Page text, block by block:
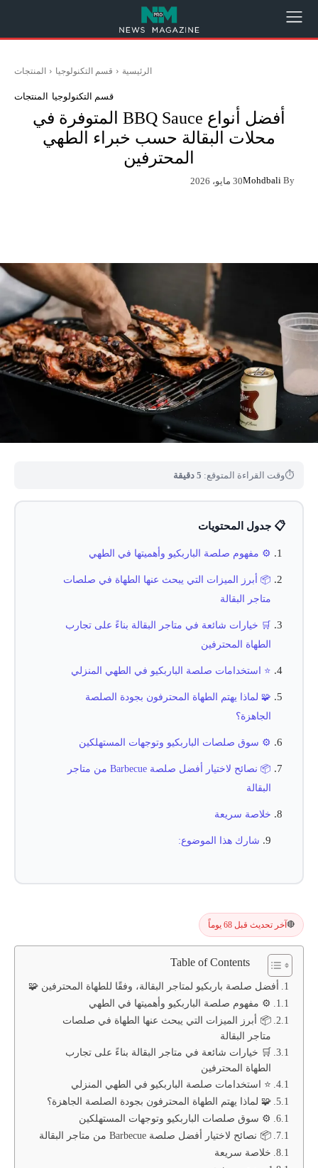
الرئيسية قسم التكنولوجيا المنتجات
قسم التكنولوجيا المنتجات
أفضل أنواع BBQ Sauce المتوفرة في
محلات البقالة حسب خبراء الطهي
المحترفين
By
Mohdbali30 مايو، 2026
⏱وقت القراءة المتوقع: 5 دقيقة
📋 جدول المحتويات
⚙️ مفهوم صلصة الباربكيو وأهميتها في الطهي
📦 أبرز الميزات التي يبحث عنها الطهاة في صلصات
متاجر البقالة
🛒 خيارات شائعة في متاجر البقالة بناءً على تجارب
الطهاة المحترفين
⭐ استخدامات صلصة الباربكيو في الطهي المنزلي
🧩 لماذا يهتم الطهاة المحترفون بجودة الصلصة
الجاهزة؟
⚙️ سوق صلصات الباربكيو وتوجهات المستهلكين
📦 نصائح لاختيار أفضل صلصة Barbecue من متاجر
البقالة
خلاصة سريعة
شارك هذا الموضوع:
🔴آخر تحديث قبل 68 يوماً
Table of Contents
أفضل صلصة باربكيو لمتاجر البقالة، وفقًا للطهاة المحترفين 🧩
⚙️ مفهوم صلصة الباربكيو وأهميتها في الطهي
📦 أبرز الميزات التي يبحث عنها الطهاة في صلصات
متاجر البقالة
🛒 خيارات شائعة في متاجر البقالة بناءً على تجارب
الطهاة المحترفين
⭐ استخدامات صلصة الباربكيو في الطهي المنزلي
🧩 لماذا يهتم الطهاة المحترفون بجودة الصلصة الجاهزة؟
⚙️ سوق صلصات الباربكيو وتوجهات المستهلكين
📦 نصائح لاختيار أفضل صلصة Barbecue من متاجر البقالة
خلاصة سريعة